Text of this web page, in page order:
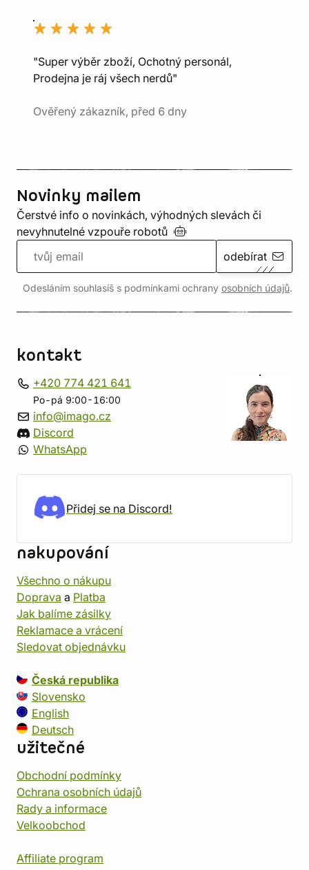
"Super výběr zboží, Ochotný personál,
Prodejna je ráj všech nerdů"
Ověřený zákazník, před 6 dny
Novinky mailem
Čerstvé info o novinkách, výhodných slevách či
nevyhnutelné vzpouře robotů
odebírat
Odesláním souhlasíš s podmínkami ochrany osobních údajů.
kontakt
+420 774 421 641
Po-pá 9:00-16:00
info@imago.cz
Discord
WhatsApp
Přidej se na Discord!
nakupování
Všechno o nákupu
Doprava a Platba
Jak balíme zásilky
Reklamace a vrácení
Sledovat objednávku
Česká republika
Slovensko
English
Deutsch
užitečné
Obchodní podmínky
Ochrana osobních údajů
Rady a informace
Velkoobchod
Affiliate program